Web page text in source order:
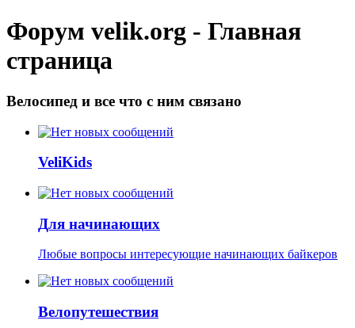
Форум velik.org - Главная
страница
Велосипед и все что с ним связано
VeliKids
Для начинающих
Любые вопросы интересующие начинающих байкеров
Велопутешествия